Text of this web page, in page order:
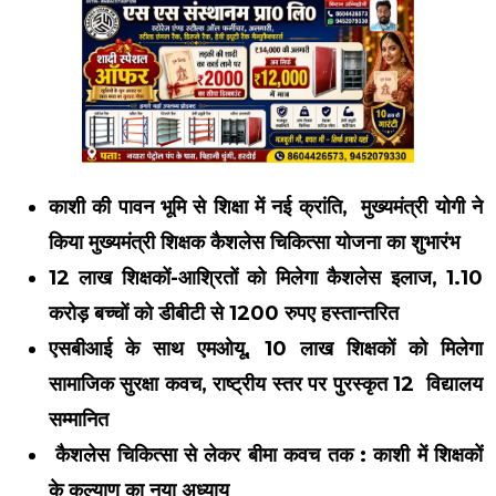
काशी की पावन भूमि से शिक्षा में नई क्रांति, मुख्यमंत्री योगी ने
किया मुख्यमंत्री शिक्षक कैशलेस चिकित्सा योजना का शुभारंभ
12 लाख शिक्षकों-आश्रितों को मिलेगा कैशलेस इलाज, 1.10
करोड़ बच्चों को डीबीटी से 1200 रुपए हस्तान्तरित
एसबीआई के साथ एमओयू, 10 लाख शिक्षकों को मिलेगा
सामाजिक सुरक्षा कवच, राष्ट्रीय स्तर पर पुरस्कृत 12 विद्यालय
सम्मानित
कैशलेस चिकित्सा से लेकर बीमा कवच तक : काशी में शिक्षकों
के कल्याण का नया अध्याय